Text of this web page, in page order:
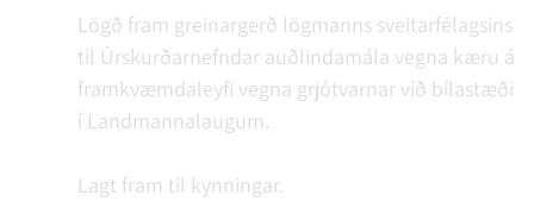
Lögð fram greinargerð lögmanns sveitarfélagsins
til Úrskurðarnefndar auðlindamála vegna kæru á
framkvæmdaleyfi vegna grjótvarnar við bílastæði
í Landmannalaugum.
Lagt fram til kynningar.